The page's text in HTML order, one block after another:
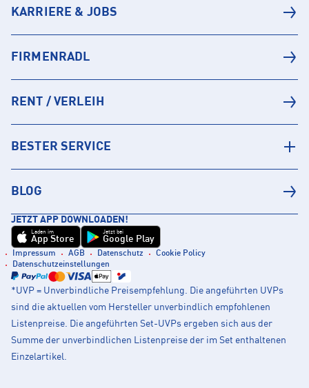
KARRIERE & JOBS
FIRMENRADL
RENT / VERLEIH
BESTER SERVICE
BLOG
JETZT APP DOWNLOADEN!
Laden im
App Store
Jetzt bei
Google Play
Impressum AGB Datenschutz
Cookie Policy
Datenschutzeinstellungen
*UVP = Unverbindliche Preisempfehlung. Die angeführten UVPs
sind die aktuellen vom Hersteller unverbindlich empfohlenen
Listenpreise. Die angeführten Set-UVPs ergeben sich aus der
Summe der unverbindlichen Listenpreise der im Set enthaltenen
Einzelartikel.